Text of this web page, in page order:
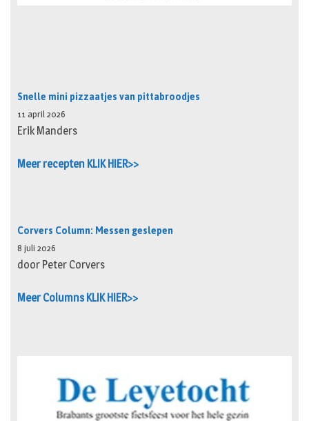
Snelle mini pizzaatjes van pittabroodjes
11 april 2026
Erik Manders
Meer recepten KLIK HIER>>
Corvers Column: Messen geslepen
8 juli 2026
door Peter Corvers
Meer Columns KLIK HIER>>